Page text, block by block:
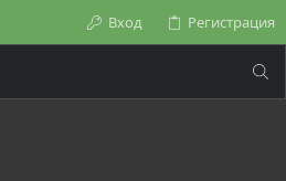
Вход Регистрация